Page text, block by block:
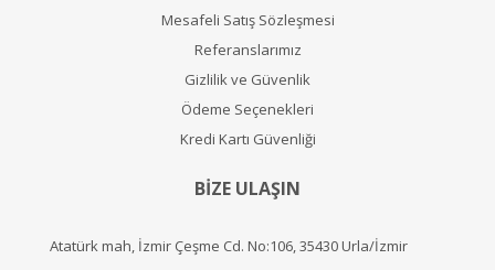
Mesafeli Satış Sözleşmesi
Referanslarımız
Gizlilik ve Güvenlik
Ödeme Seçenekleri
Kredi Kartı Güvenliği
BİZE ULAŞIN
Atatürk mah, İzmir Çeşme Cd. No:106, 35430 Urla/İzmir